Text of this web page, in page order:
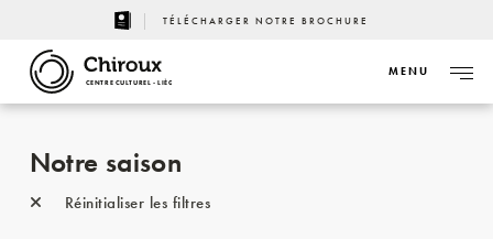
TÉLÉCHARGER NOTRE BROCHURE
CENTRE CULTUREL - LIÈGE
MENU
Notre saison
Réinitialiser les filtres